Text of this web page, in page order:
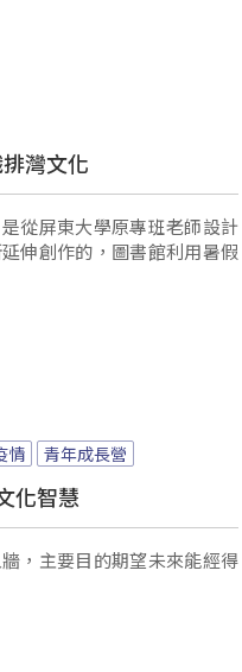
灣文化
從屏東大學原專班老師設計
伸創作的，圖書館利用暑假
情 青年成長營
化智慧
，主要目的期望未來能經得